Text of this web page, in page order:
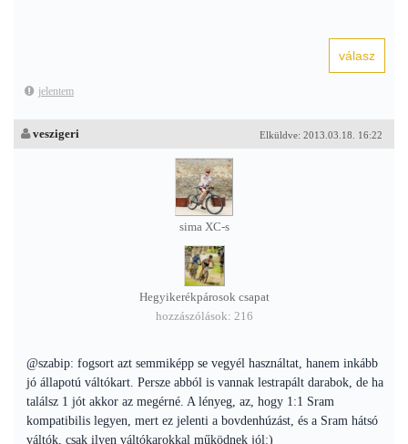
jelentem
Elküldve: 2013.03.18. 16:22
veszigeri
sima XC-s
Hegyikerékpárosok csapat
hozzászólások: 216
@szabip: fogsort azt semmiképp se vegyél használtat, hanem inkább
jó állapotú váltókart. Persze abból is vannak lestrapált darabok, de ha
találsz 1 jót akkor az megérné. A lényeg, az, hogy 1:1 Sram
kompatibilis legyen, mert ez jelenti a bovdenhúzást, és a Sram hátsó
váltók, csak ilyen váltókarokkal működnek jól:)